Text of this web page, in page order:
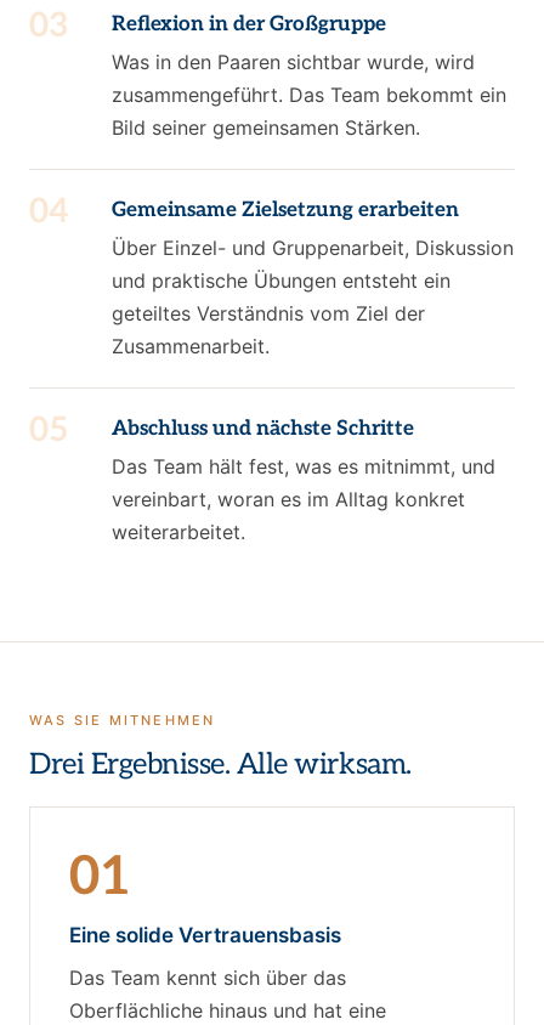
03
Reflexion in der Großgruppe
Was in den Paaren sichtbar wurde, wird
zusammengeführt. Das Team bekommt ein
Bild seiner gemeinsamen Stärken.
04
Gemeinsame Zielsetzung erarbeiten
Über Einzel- und Gruppenarbeit, Diskussion
und praktische Übungen entsteht ein
geteiltes Verständnis vom Ziel der
Zusammenarbeit.
05
Abschluss und nächste Schritte
Das Team hält fest, was es mitnimmt, und
vereinbart, woran es im Alltag konkret
weiterarbeitet.
WAS SIE MITNEHMEN
Drei Ergebnisse. Alle wirksam.
01
Eine solide Vertrauensbasis
Das Team kennt sich über das
Oberflächliche hinaus und hat eine